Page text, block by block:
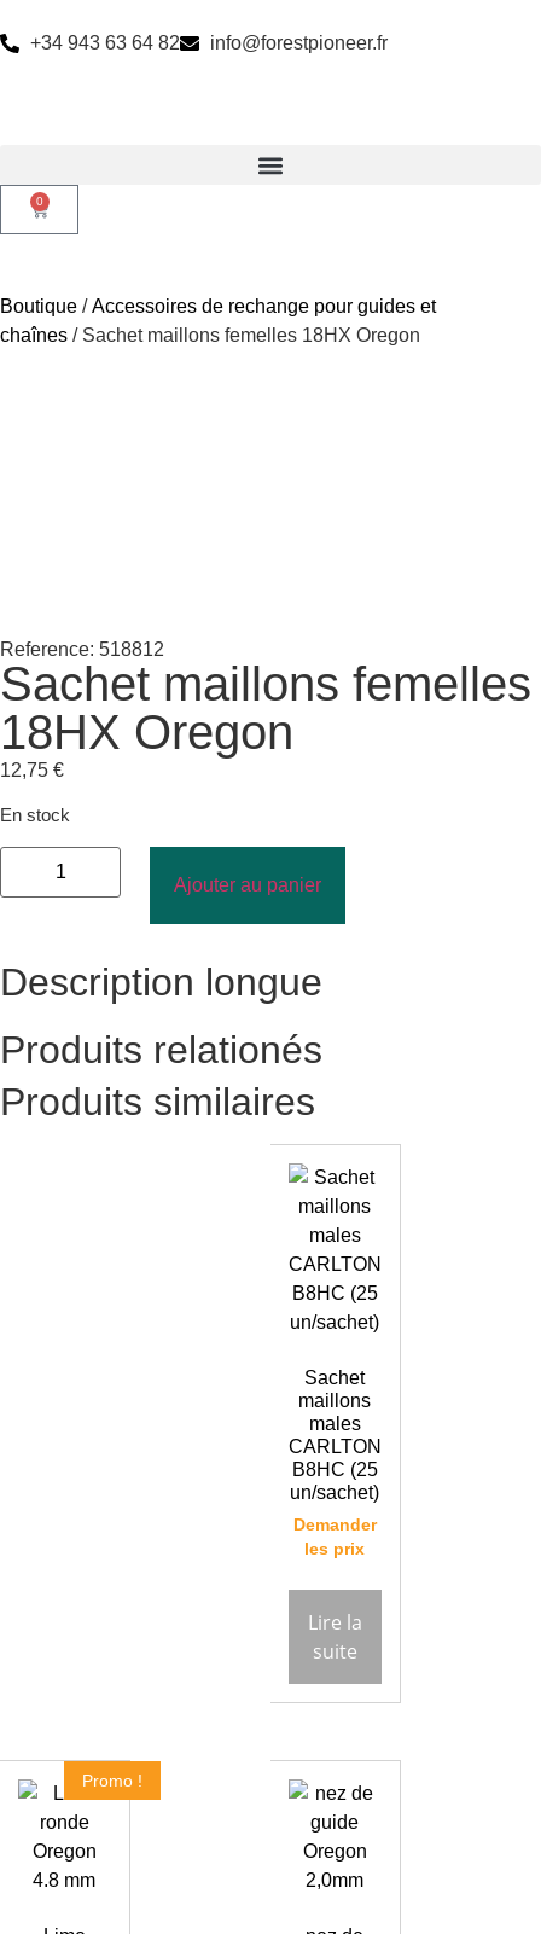
+34 943 63 64 82 info@forestpioneer.fr
0
Boutique /Accessoires de rechange pour guides et
chaînes / Sachet maillons femelles 18HX Oregon
Reference: 518812
Sachet maillons femelles
18HX Oregon
12,75 €
En stock
Ajouter au panier
Description longue
Produits relationés
Produits similaires
Sachet
maillons
males
CARLTON
B8HC (25
un/sachet)
Demander
les prix
Lire la
suite
Promo !